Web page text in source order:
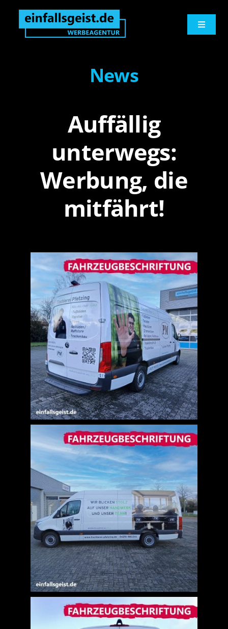
springen
Zum
springen
Toggle
Kontakt
News
Auffällig
unterwegs:
Werbung, die
mitfährt!